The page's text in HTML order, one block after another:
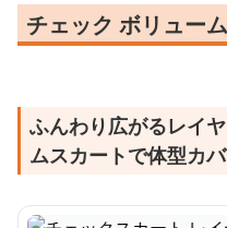
チェック ボリュー
ふんわり広がるレイ
ムスカートで体型カ